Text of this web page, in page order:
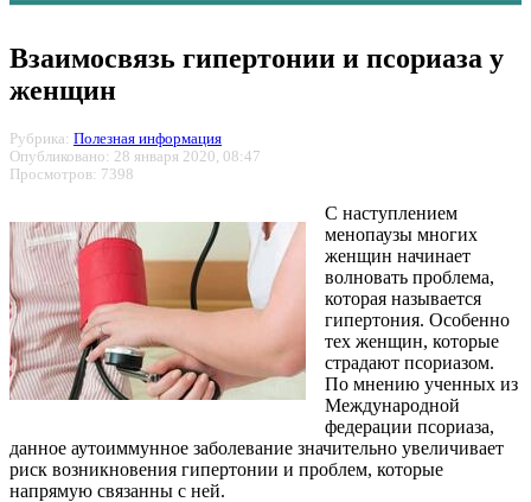
Взаимосвязь гипертонии и псориаза у
женщин
Рубрика: Полезная информация
Опубликовано: 28 января 2020, 08:47
Просмотров: 7398
С наступлением
менопаузы многих
женщин начинает
волновать проблема,
которая называется
гипертония. Особенно
тех женщин, которые
страдают псориазом.
По мнению ученных из
Международной
федерации псориаза,
данное аутоиммунное заболевание значительно увеличивает
риск возникновения гипертонии и проблем, которые
напрямую связанны с ней.